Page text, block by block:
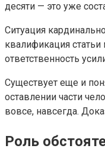
десяти — это уже
Ситуация
квалификация
ответственность
Существует еще и
оставлении части
вовсе, навсегда.
Роль